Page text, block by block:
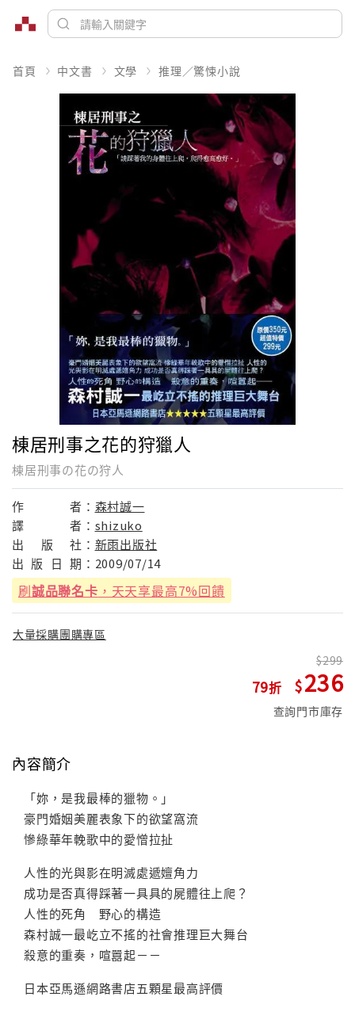
首頁 中文書 文學 推理／驚悚小說
棟居刑事之花的狩獵人
棟居刑事の花の狩人
作 者： 森村誠一
譯
者： shizuko
出
版 社： 新雨出版社
出 版 日 期： 2009/07/14
刷誠品聯名卡 ，天天享最高7%回饋
大量採購團購專區
79
299
236
查詢門市庫存
內容簡介
「妳，是我最棒的獵物。」
豪門婚姻美麗表象下的欲望窩流
慘綠華年輓歌中的愛憎拉扯
人性的光與影在明滅處遞嬗角力
成功是否真得踩著一具具的屍體往上爬？
人性的死角 野心的構造
森村誠一最屹立不搖的社會推理巨大舞台
殺意的重奏，喧囂起－－
日本亞馬遜網路書店五顆星最高評價